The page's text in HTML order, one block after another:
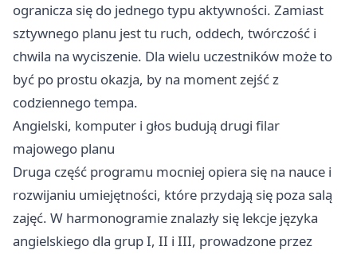
ogranicza się do jednego typu aktywności. Zamiast
sztywnego planu jest tu ruch, oddech, twórczość i
chwila na wyciszenie. Dla wielu uczestników może to
być po prostu okazja, by na moment zejść z
codziennego tempa.
Angielski, komputer i głos budują drugi filar
majowego planu
Druga część programu mocniej opiera się na nauce i
rozwijaniu umiejętności, które przydają się poza salą
zajęć. W harmonogramie znalazły się lekcje języka
angielskiego dla grup I, II i III, prowadzone przez